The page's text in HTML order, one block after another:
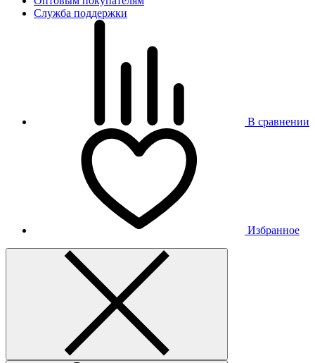
Служба поддержки
В сравнении
Избранное